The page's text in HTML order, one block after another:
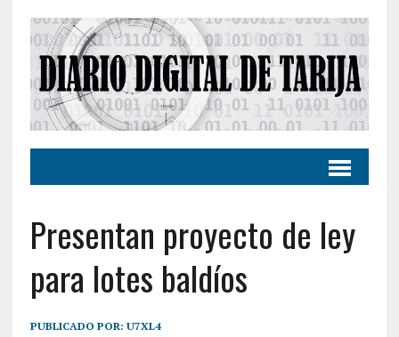
Presentan proyecto de ley
para lotes baldíos
PUBLICADO POR: U7XL4